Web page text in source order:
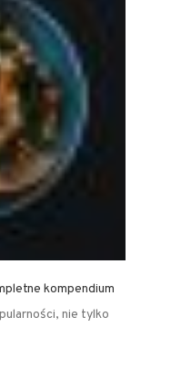
kompendium
nie tylko